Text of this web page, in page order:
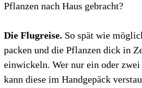
Pflanzen nach Haus gebracht?
Die Flugreise. So spät wie
packen und die Pflanzen dick in
einwickeln. Wer nur ein oder
kann diese im Handgepäck